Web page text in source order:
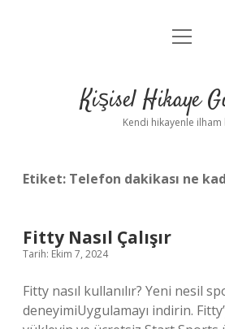
Anasayfa
Yasal Uyarı
menüyü
Kişisel Hikaye
Kendi hikayenle ilham
Etiket: Telefon dakikası ne
Fitty Nasıl Çalışır
Tarih: Ekim 7, 2024
Fitty nasıl kullanılır? Yeni nesil
deneyimiUygulamayı indirin.